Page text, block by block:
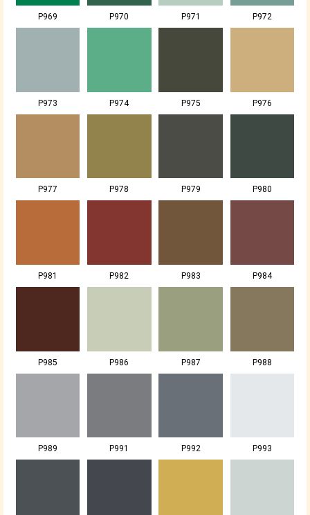
P969 P970 P971 P972
P973 P974 P975 P976
P977 P978 P979 P980
P981 P982 P983 P984
P985 P986 P987 P988
P989 P991 P992 P993